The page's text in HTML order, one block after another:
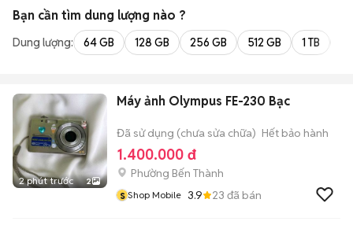
Bạn cần tìm dung lượng nào ?
Dung lượng: 64 GB 128 GB 256 GB 512 GB 1 TB
2 phút trước 2
Máy ảnh Olympus FE-230 Bạc
Đã sử dụng (chưa sửa chữa) Hết bảo hành
1.400.000 đ
Phường Bến Thành
s Shop Mobile 3.9 23 đã bán